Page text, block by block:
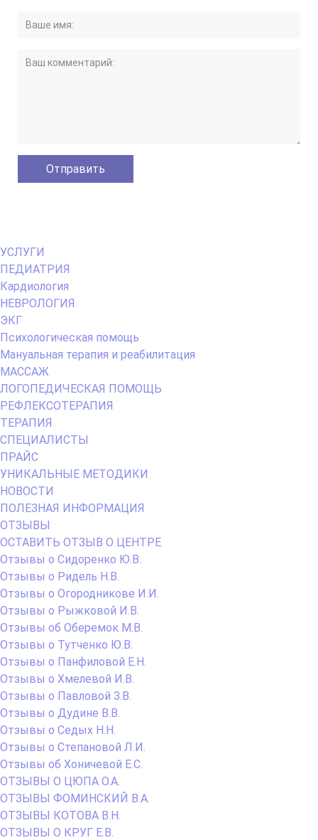
Primary
Menu
УСЛУГИ
ПЕДИАТРИЯ
Кардиология
НЕВРОЛОГИЯ
ЭКГ
Психологическая помощь
Мануальная терапия и реабилитация
МАССАЖ
ЛОГОПЕДИЧЕСКАЯ ПОМОЩЬ
РЕФЛЕКСОТЕРАПИЯ
ТЕРАПИЯ
СПЕЦИАЛИСТЫ
ПРАЙС
УНИКАЛЬНЫЕ МЕТОДИКИ
НОВОСТИ
ПОЛЕЗНАЯ ИНФОРМАЦИЯ
ОТЗЫВЫ
ОСТАВИТЬ ОТЗЫВ О ЦЕНТРЕ
Отзывы о Сидоренко Ю.В.
Отзывы о Ридель Н.В.
Отзывы о Огородникове И.И.
Отзывы о Рыжковой И.В.
Отзывы об Оберемок М.В.
Отзывы о Тутченко Ю.В.
Отзывы о Панфиловой Е.Н.
Отзывы о Хмелевой И.В.
Отзывы о Павловой З.В.
Отзывы о Дудине В.В.
Отзывы о Седых Н.Н.
Отзывы о Степановой Л.И.
Отзывы об Хоничевой Е.С.
ОТЗЫВЫ О ЦЮПА О.А.
ОТЗЫВЫ ФОМИНСКИЙ В.А.
ОТЗЫВЫ КОТОВА В.Н.
ОТЗЫВЫ О КРУГ Е.В.